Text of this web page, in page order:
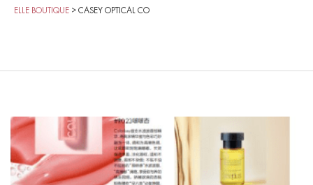
ELLE BOUTIQUE > CASEY OPTICAL CO